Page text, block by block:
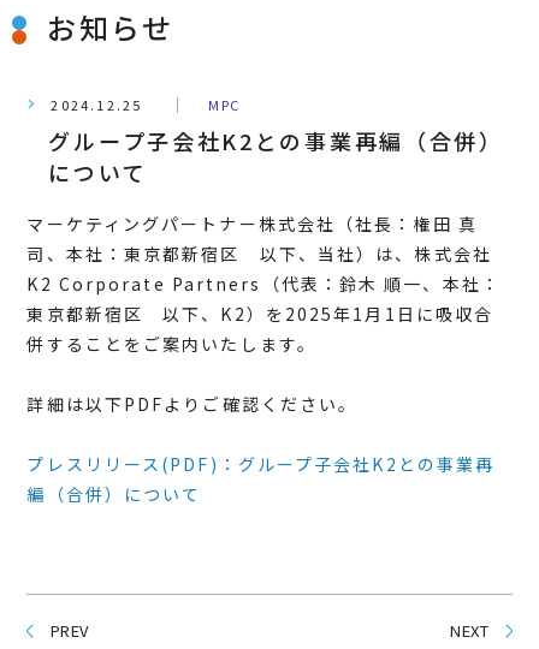
お知らせ
2024.12.25 MPC
グループ子会社K2との事業再編（合併）
について
マーケティングパートナー株式会社（社長：権田 真
司、本社：東京都新宿区 以下、当社）は、株式会社
K2 Corporate Partners（代表：鈴木 順一、本社：
東京都新宿区 以下、K2）を2025年1月1日に吸収合
併することをご案内いたします。
詳細は以下PDFよりご確認ください。
プレスリリース(PDF)：グループ子会社K2との事業再
編（合併）について
PREV NEXT